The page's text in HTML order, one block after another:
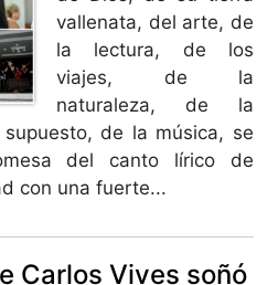
vallenata, del arte, de
la lectura, de los
viajes, de la
naturaleza, de la
de la música, se
del canto lírico de
con una fuerte...
Carlos Vives soñó